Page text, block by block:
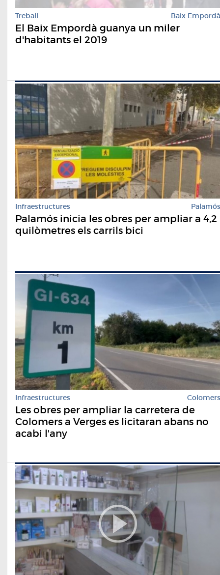
Treball Baix Empordà
El Baix Empordà guanya un miler
d'habitants el 2019
Infraestructures Palamós
Palamós inicia les obres per ampliar a 4,2
quilòmetres els carrils bici
Infraestructures Colomers
Les obres per ampliar la carretera de
Colomers a Verges es licitaran abans no
acabi l'any